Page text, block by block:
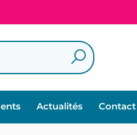
Actualités Contact